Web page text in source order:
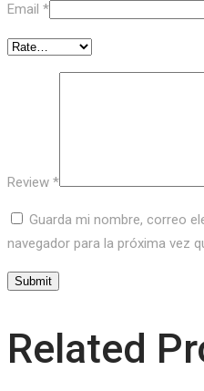
Email *
Review *
Guarda mi nombre, correo
navegador para la próxima vez
Related